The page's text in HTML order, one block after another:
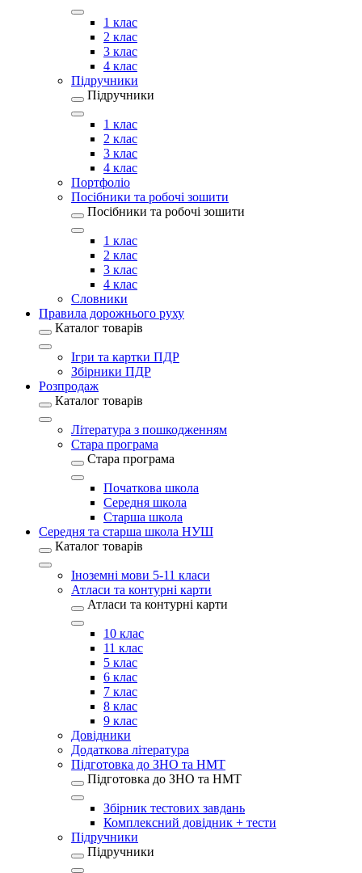
1 клас
2 клас
3 клас
4 клас
Підручники
Підручники
1 клас
2 клас
3 клас
4 клас
Портфоліо
Посібники та робочі зошити
Посібники та робочі зошити
1 клас
2 клас
3 клас
4 клас
Словники
Правила дорожнього руху
Каталог товарів
Ігри та картки ПДР
Збірники ПДР
Розпродаж
Каталог товарів
Література з пошкодженням
Стара програма
Стара програма
Початкова школа
Середня школа
Старша школа
Середня та старша школа НУШ
Каталог товарів
Іноземні мови 5-11 класи
Атласи та контурні карти
Атласи та контурні карти
10 клас
11 клас
5 клас
6 клас
7 клас
8 клас
9 клас
Довідники
Додаткова література
Підготовка до ЗНО та НМТ
Підготовка до ЗНО та НМТ
Збірник тестових завдань
Комплексний довідник + тести
Підручники
Підручники